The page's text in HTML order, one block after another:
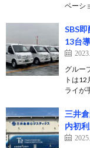
ベーシ
SBS
13台
グルー
トは
ライが
三井
内初